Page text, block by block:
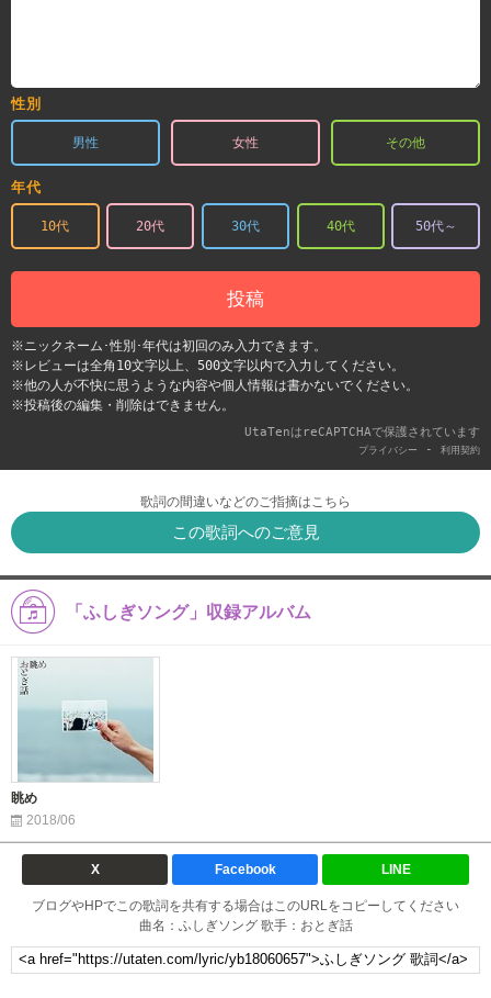
性別
男性 女性 その他
年代
10代 20代 30代 40代 50代～
投稿
※ニックネーム･性別･年代は初回のみ入力できます。
※レビューは全角10文字以上、500文字以内で入力してください。
※他の人が不快に思うような内容や個人情報は書かないでください。
※投稿後の編集・削除はできません。
UtaTenはreCAPTCHAで保護されています
プライバシー - 利用契約
歌詞の間違いなどのご指摘はこちら
この歌詞へのご意見
「ふしぎソング」収録アルバム
眺め
2018/06
X Facebook LINE
ブログやHPでこの歌詞を共有する場合はこのURLをコピーしてください
曲名：ふしぎソング 歌手：おとぎ話